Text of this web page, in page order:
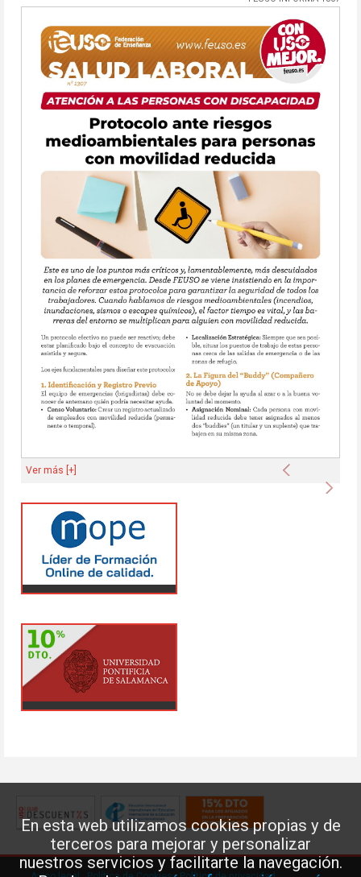
En esta web utilizamos cookies propias y de
terceros para mejorar y personalizar
nuestros servicios y facilitarte la navegación.
Anterior
Ver más [+]